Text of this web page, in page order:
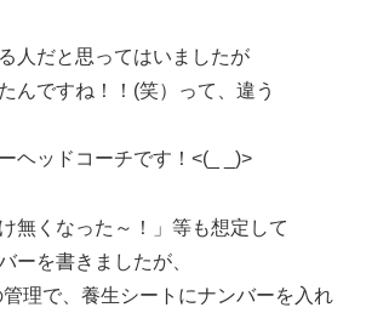
人だと思ってはいましたが
んですね！！(笑）って、違う
ヘッドコーチです！<(_ _)>
無くなった～！」等も想定して
ーを書きましたが、
理で、養生シートにナンバーを入れ